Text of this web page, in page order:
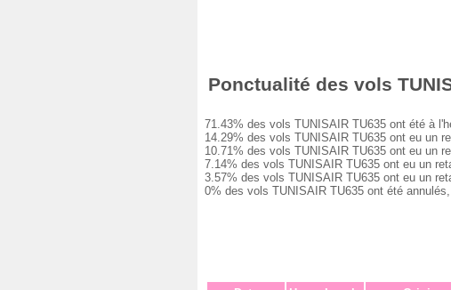
Ponctualité des vols
71.43% des vols TUNISAIR TU635 ont été à
14.29% des vols TUNISAIR TU635 ont eu un
10.71% des vols TUNISAIR TU635 ont eu un
7.14% des vols TUNISAIR TU635 ont eu un
3.57% des vols TUNISAIR TU635 ont eu un
0% des vols TUNISAIR TU635 ont été